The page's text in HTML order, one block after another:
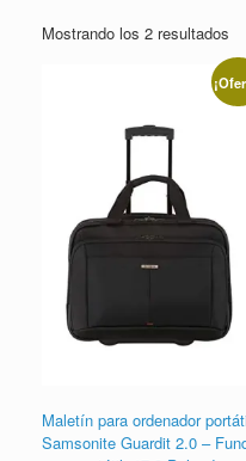
Mostrando los 2 resultados
Maletín para ordenador
Samsonite Guardit 2.0 –